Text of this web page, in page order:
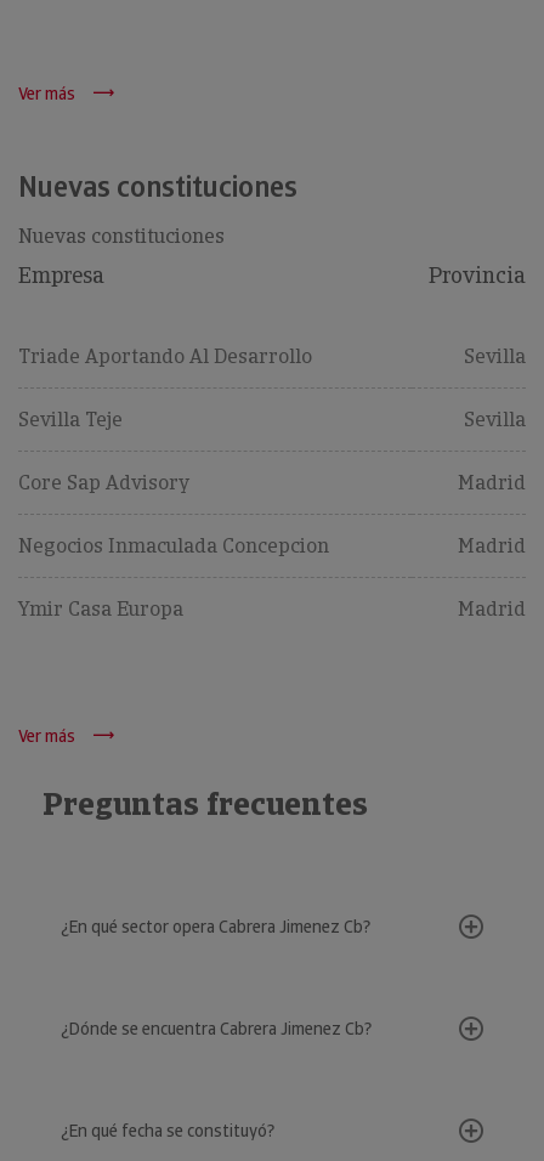
Ver más
Nuevas constituciones
Nuevas constituciones
Empresa Provincia
Triade Aportando Al Desarrollo Sevilla
Sevilla Teje Sevilla
Core Sap Advisory Madrid
Negocios Inmaculada Concepcion Madrid
Ymir Casa Europa Madrid
Ver más
Preguntas frecuentes
¿En qué sector opera Cabrera Jimenez Cb?
¿Dónde se encuentra Cabrera Jimenez Cb?
¿En qué fecha se constituyó?